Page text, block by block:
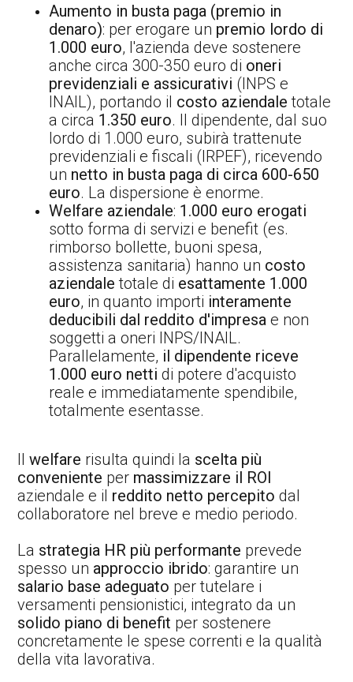
Aumento in busta paga (premio in
denaro): per erogare un premio lordo di
1.000 euro, l'azienda deve sostenere
anche circa 300-350 euro di oneri
previdenziali e assicurativi (INPS e
INAIL), portando il costo aziendale totale
a circa 1.350 euro. Il dipendente, dal suo
lordo di 1.000 euro, subirà trattenute
previdenziali e fiscali (IRPEF), ricevendo
un netto in busta paga di circa 600-650
euro. La dispersione è enorme.
Welfare aziendale: 1.000 euro erogati
sotto forma di servizi e benefit (es.
rimborso bollette, buoni spesa,
assistenza sanitaria) hanno un costo
aziendale totale di esattamente 1.000
euro, in quanto importi interamente
deducibili dal reddito d'impresa e non
soggetti a oneri INPS/INAIL.
Parallelamente, il dipendente riceve
1.000 euro netti di potere d'acquisto
reale e immediatamente spendibile,
totalmente esentasse.
Ilwelfare risulta quindi la scelta più
conveniente per massimizzare il ROI
aziendale e il reddito netto percepito dal
collaboratore nel breve e medio periodo.
La strategia HR più performante prevede
spesso un approccio ibrido: garantire un
salario base adeguato per tutelare i
versamenti pensionistici, integrato da un
solido piano di benefit per sostenere
concretamente le spese correnti e la qualità
della vita lavorativa.